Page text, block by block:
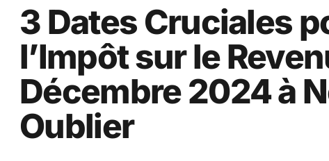
3 Dates Cruciales
l’Impôt sur le
Décembre 2024 à
Oublier